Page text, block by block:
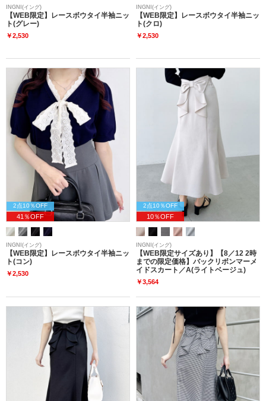
INGNI(イング)
【WEB限定】レースボウタイ半袖ニッ
ト(グレー)
￥2,530
INGNI(イング)
【WEB限定】レースボウタイ半袖ニッ
ト(クロ)
￥2,530
2点10％OFF
41％OFF
INGNI(イング)
【WEB限定】レースボウタイ半袖ニッ
ト(コン)
￥2,530
2点10％OFF
10％OFF
INGNI(イング)
【WEB限定サイズあり】【8／12 2時
までの限定価格】バックリボンマーメ
イドスカート／A(ライトベージュ)
￥3,564